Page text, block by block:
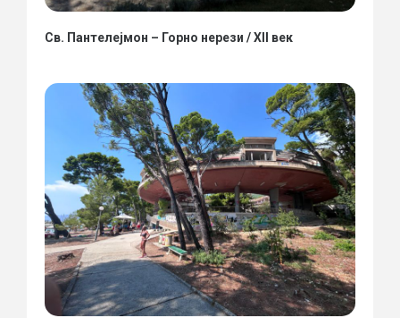
Св. Пантелејмон – Горно нерези / XII век